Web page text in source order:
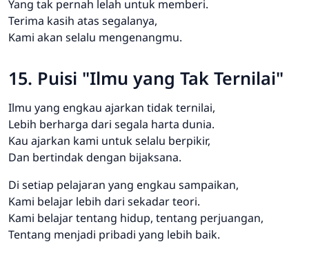
Yang tak pernah lelah untuk memberi.
Terima kasih atas segalanya,
Kami akan selalu mengenangmu.
15. Puisi "Ilmu yang Tak Ternilai"
Ilmu yang engkau ajarkan tidak ternilai,
Lebih berharga dari segala harta dunia.
Kau ajarkan kami untuk selalu berpikir,
Dan bertindak dengan bijaksana.
Di setiap pelajaran yang engkau sampaikan,
Kami belajar lebih dari sekadar teori.
Kami belajar tentang hidup, tentang perjuangan,
Tentang menjadi pribadi yang lebih baik.